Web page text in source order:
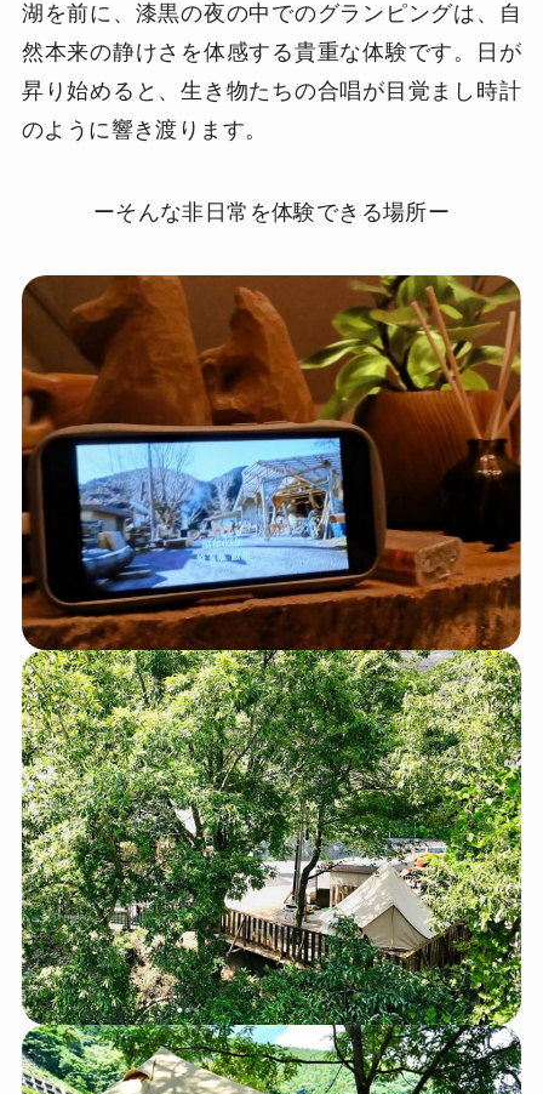
湖を前に、漆黒の夜の中でのグランピングは、自
然本来の静けさを体感する貴重な体験です。日が
昇り始めると、生き物たちの合唱が目覚まし時計
のように響き渡ります。
ーそんな非日常を体験できる場所ー